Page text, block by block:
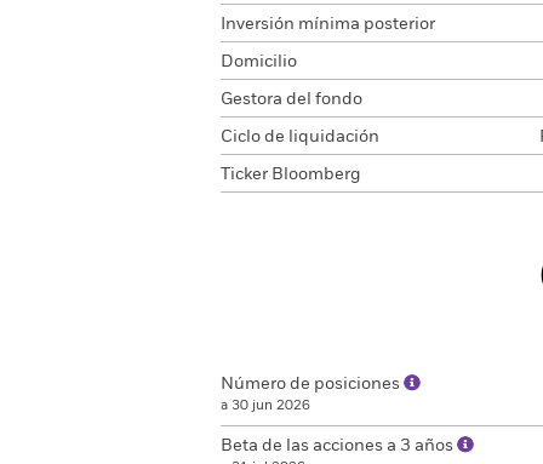
Inversión mínima posterior
Domicilio
Gestora del fondo
Ciclo de liquidación
Ticker Bloomberg
Número de posiciones
a 30 jun 2026
Beta de las acciones a 3 años